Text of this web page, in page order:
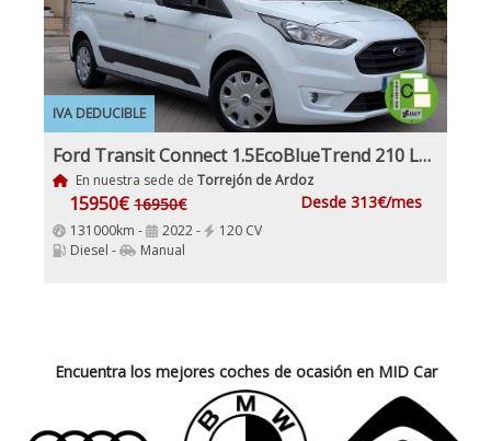
IVA DEDUCIBLE
Ford Transit Connect 1.5EcoBlueTrend 210 L2 4 Puertas 120Cv IVA y Garantía Inc Etiqueta C
En nuestra sede de Torrejón de Ardoz
15950€ 16950€ Desde 313€/mes
131000km - 2022 -
120 CV
Diesel -
Manual
Encuentra los mejores coches de ocasión en MID Car